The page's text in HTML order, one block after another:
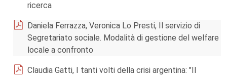
ricerca
Daniela Ferrazza, Veronica Lo Presti, Il servizio di
Segretariato sociale. Modalità di gestione del welfare
locale a confronto
Claudia Gatti, I tanti volti della crisi argentina: "Il